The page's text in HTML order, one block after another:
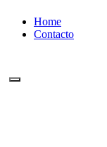
Home
Contacto